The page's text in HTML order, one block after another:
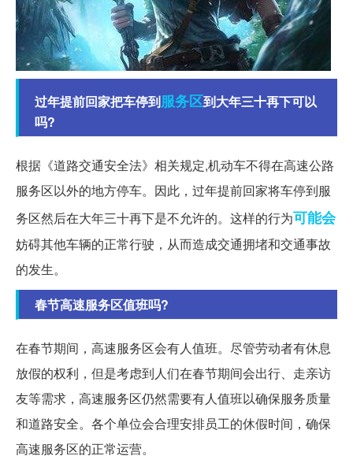
过年提前回家把车停到服务区到大年三十再下可以
吗?
根据《道路交通安全法》相关规定,机动车不得在高速公路
服务区以外的地方停车。因此，过年提前回家将车停到服
务区然后在大年三十再下是不允许的。这样的行为可能会
妨碍其他车辆的正常行驶，从而造成交通拥堵和交通事故
的发生。
春节高速服务区值班吗?
在春节期间，高速服务区会有人值班。尽管劳动者有休息
放假的权利，但是考虑到人们在春节期间会出行、走亲访
友等需求，高速服务区仍然需要有人值班以确保服务质量
和道路安全。各个单位会合理安排员工的休假时间，确保
高速服务区的正常运营。